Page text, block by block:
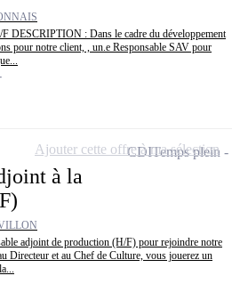
DESCRIPTION : Dans le cadre du développement
pour notre client, , un.e Responsable SAV pour
à la
adjoint de production (H/F) pour rejoindre notre
Directeur et au Chef de Culture, vous jouerez un
CDITemps plein
Ajouter cette offre à ma sélection